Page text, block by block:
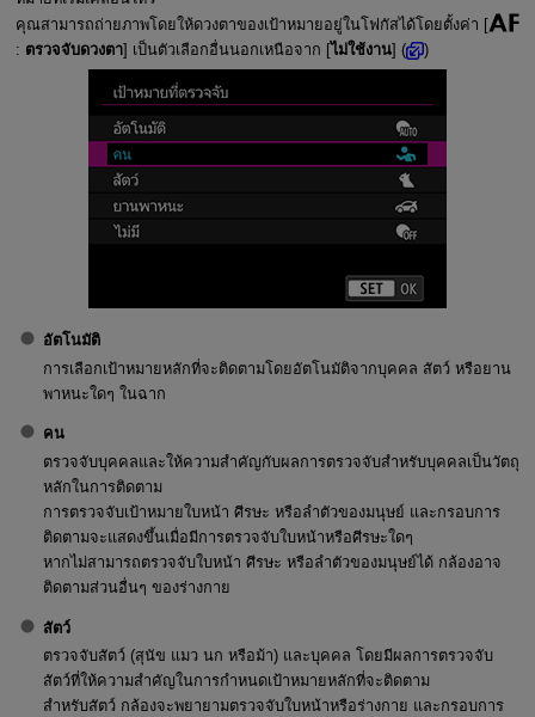
คุณสามารถถ่ายภาพโดยให้ดวงตาของเป้าหมายอยู่ในโฟกัสได้โดยตั้งค่า [
: ตรวจจับดวงตา] เป็นตัวเลือกอื่นนอกเหนือจาก [ไม่ใช้งาน] ( )
อัตโนมัติ
การเลือกเป้าหมายหลักที่จะติดตามโดยอัตโนมัติจากบุคคล สัตว์ หรือยาน
พาหนะใดๆ ในฉาก
คน
ตรวจจับบุคคลและให้ความสำคัญกับผลการตรวจจับสำหรับบุคคลเป็นวัตถุ
หลักในการติดตาม
การตรวจจับเป้าหมายใบหน้า ศีรษะ หรือลำตัวของมนุษย์ และกรอบการ
ติดตามจะแสดงขึ้นเมื่อมีการตรวจจับใบหน้าหรือศีรษะใดๆ
หากไม่สามารถตรวจจับใบหน้า ศีรษะ หรือลำตัวของมนุษย์ได้ กล้องอาจ
ติดตามส่วนอื่นๆ ของร่างกาย
สัตว์
ตรวจจับสัตว์ (สุนัข แมว นก หรือม้า) และบุคคล โดยมีผลการตรวจจับ
สัตว์ที่ให้ความสำคัญในการกำหนดเป้าหมายหลักที่จะติดตาม
สำหรับสัตว์ กล้องจะพยายามตรวจจับใบหน้าหรือร่างกาย และกรอบการ